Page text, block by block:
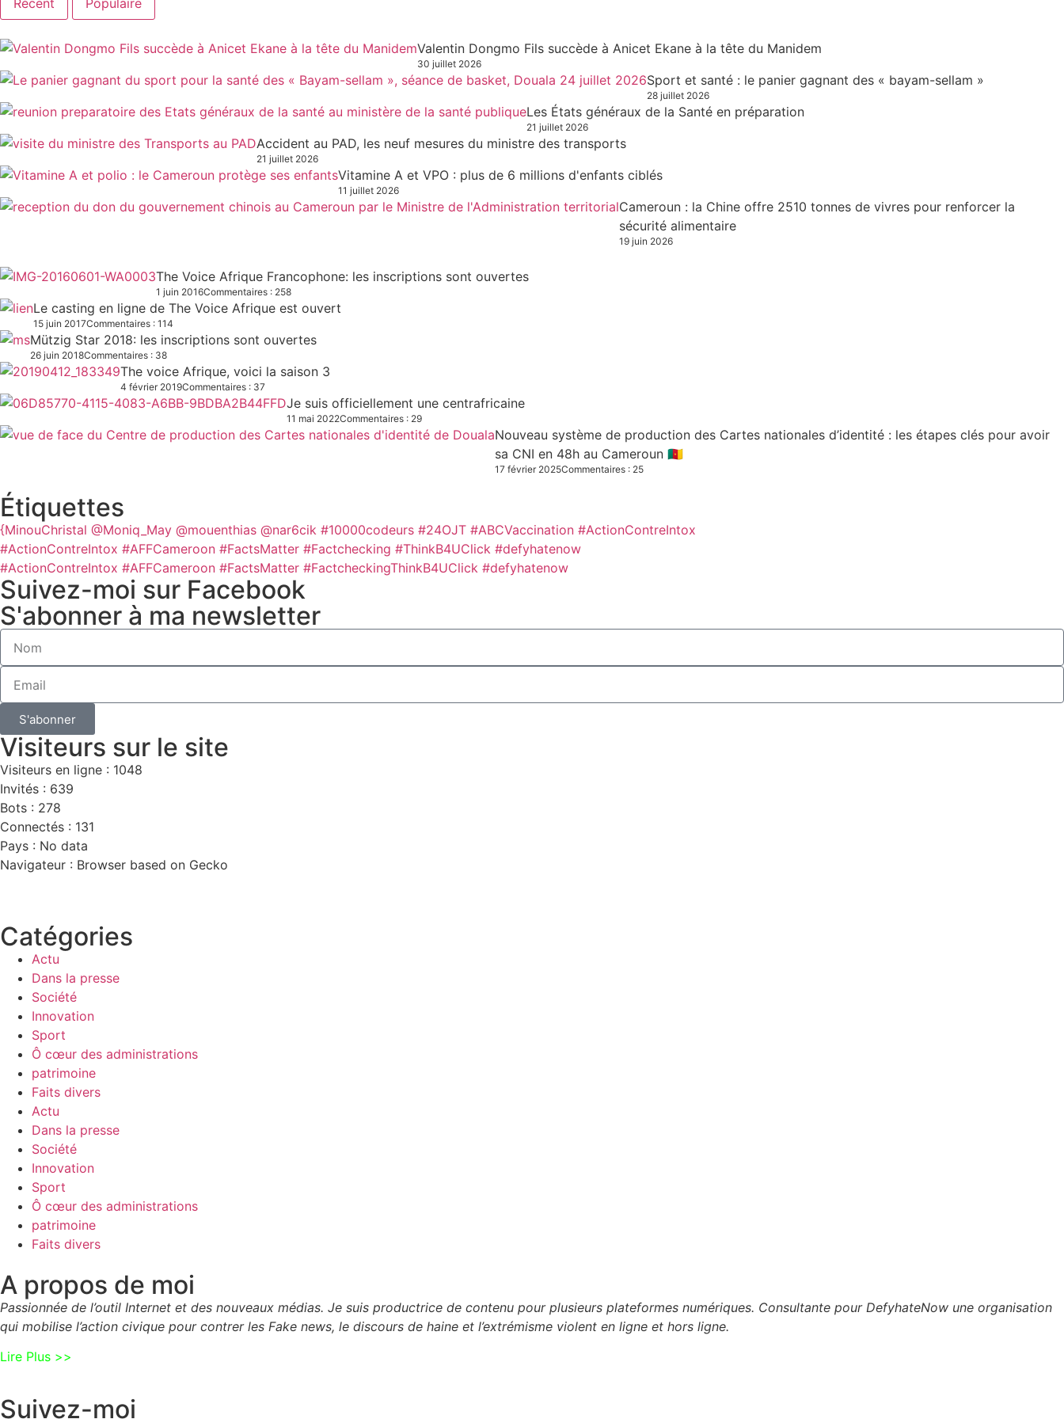
Récent Populaire
Valentin Dongmo Fils succède à Anicet Ekane à la tête du Manidem
30 juillet 2026
Sport et santé : le panier gagnant des « bayam-sellam »
28 juillet 2026
Les États généraux de la Santé en préparation
21 juillet 2026
Accident au PAD, les neuf mesures du ministre des transports
21 juillet 2026
Vitamine A et VPO : plus de 6 millions d'enfants ciblés
11 juillet 2026
Cameroun : la Chine offre 2510 tonnes de vivres pour renforcer la
sécurité alimentaire
19 juin 2026
The Voice Afrique Francophone: les inscriptions sont ouvertes
1 juin 2016Commentaires : 258
Le casting en ligne de The Voice Afrique est ouvert
15 juin 2017Commentaires : 114
Mützig Star 2018: les inscriptions sont ouvertes
26 juin 2018Commentaires : 38
The voice Afrique, voici la saison 3
4 février 2019Commentaires : 37
Je suis officiellement une centrafricaine
11 mai 2022Commentaires : 29
Nouveau système de production des Cartes nationales d’identité : les étapes clés pour avoir
sa CNI en 48h au Cameroun 🇨🇲
17 février 2025Commentaires : 25
Étiquettes
{MinouChristal @Moniq_May @mouenthias @nar6cik #10000codeurs #24OJT #ABCVaccination #ActionContreIntox
#ActionContreIntox #AFFCameroon #FactsMatter #Factchecking #ThinkB4UClick #defyhatenow
#ActionContreIntox #AFFCameroon #FactsMatter #FactcheckingThinkB4UClick #defyhatenow
Suivez-moi sur Facebook
S'abonner à ma newsletter
S'abonner
Visiteurs sur le site
Visiteurs en ligne : 1048
Invités : 639
Bots : 278
Connectés : 131
Pays : No data
Navigateur : Browser based on Gecko
Catégories
Actu
Dans la presse
Société
Innovation
Sport
Ô cœur des administrations
patrimoine
Faits divers
Actu
Dans la presse
Société
Innovation
Sport
Ô cœur des administrations
patrimoine
Faits divers
A propos de moi
Passionnée de l’outil Internet et des nouveaux médias. Je suis productrice de contenu pour plusieurs plateformes numériques. Consultante pour DefyhateNow une organisation
qui mobilise l’action civique pour contrer les Fake news, le discours de haine et l’extrémisme violent en ligne et hors ligne.
Lire Plus >>
Suivez-moi